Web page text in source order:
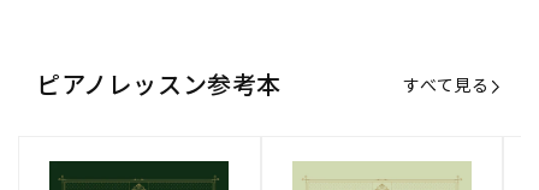
ピアノレッスン参考本 すべて見る